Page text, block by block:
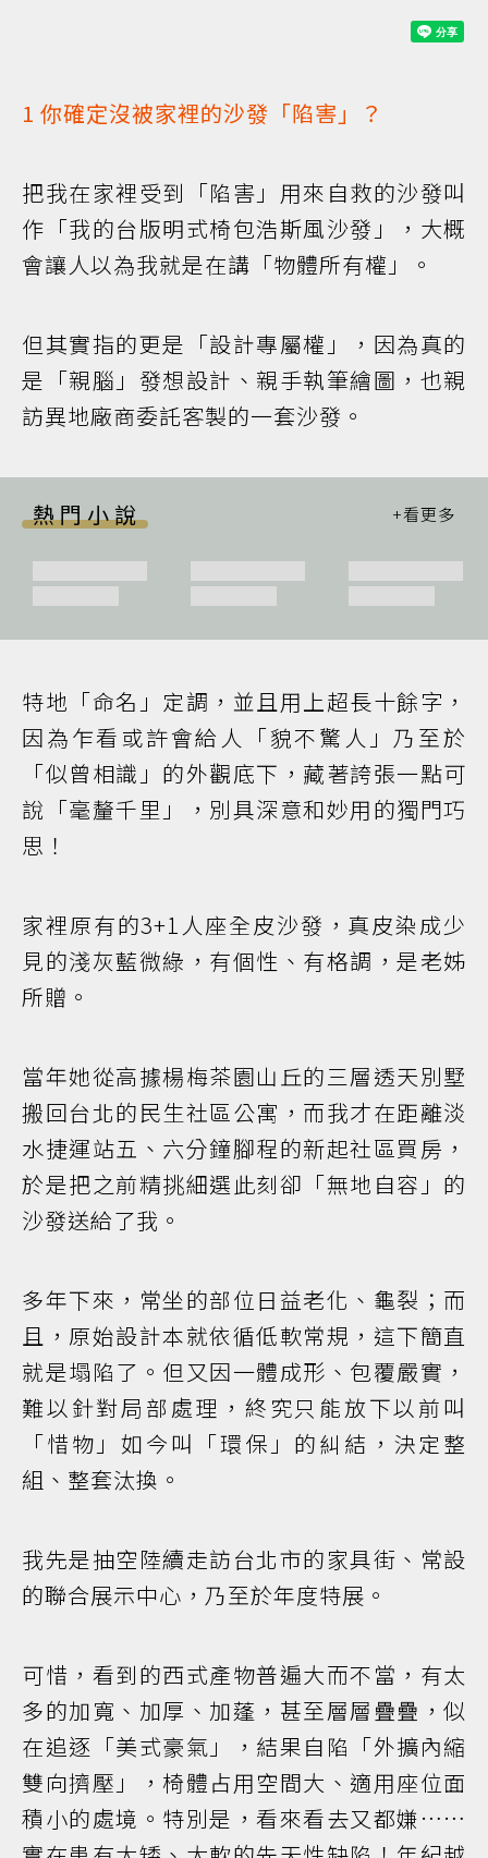
1 你確定沒被家裡的沙發「陷害」？
把我在家裡受到「陷害」用來自救的沙發叫
作「我的台版明式椅包浩斯風沙發」，大概
會讓人以為我就是在講「物體所有權」。
但其實指的更是「設計專屬權」，因為真的
是「親腦」發想設計、親手執筆繪圖，也親
訪異地廠商委託客製的一套沙發。
熱門小說
特地「命名」定調，並且用上超長十餘字，
因為乍看或許會給人「貌不驚人」乃至於
「似曾相識」的外觀底下，藏著誇張一點可
說「毫釐千里」，別具深意和妙用的獨門巧
思！
家裡原有的3+1人座全皮沙發，真皮染成少
見的淺灰藍微綠，有個性、有格調，是老姊
所贈。
當年她從高據楊梅茶園山丘的三層透天別墅
搬回台北的民生社區公寓，而我才在距離淡
水捷運站五、六分鐘腳程的新起社區買房，
於是把之前精挑細選此刻卻「無地自容」的
沙發送給了我。
多年下來，常坐的部位日益老化、龜裂；而
且，原始設計本就依循低軟常規，這下簡直
就是塌陷了。但又因一體成形、包覆嚴實，
難以針對局部處理，終究只能放下以前叫
「惜物」如今叫「環保」的糾結，決定整
組、整套汰換。
我先是抽空陸續走訪台北市的家具街、常設
的聯合展示中心，乃至於年度特展。
可惜，看到的西式產物普遍大而不當，有太
多的加寬、加厚、加蓬，甚至層層疊疊，似
在追逐「美式豪氣」，結果自陷「外擴內縮
雙向擠壓」，椅體占用空間大、適用座位面
積小的處境。特別是，看來看去又都嫌……